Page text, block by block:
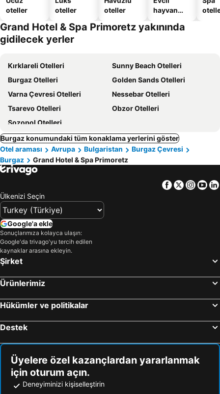
oteller
oteller
oteller
hayvan
oteller
Grand Hotel & Spa Primoretz yakınında
gidilecek yerler
Kırklareli Otelleri
Sunny Beach Otelleri
Burgaz Otelleri
Golden Sands Otelleri
Varna Çevresi Otelleri
Nessebar Otelleri
Tsarevo Otelleri
Obzor Otelleri
Sozopol Otelleri
Burgaz konumundaki tüm konaklama yerlerini göster
Otel araması
Avrupa Bulgaristan
Burgaz Çevresi
Burgaz
Grand Hotel & Spa Primoretz
Facebook
Twitter
Ülkenizi Seçin
Google'a ekle
Sonuçlarımıza kolayca ulaşın:
Google'da trivago'yu tercih edilen
kaynaklar arasına ekleyin.
Şirket
Ürünlerimiz
Hükümler ve politikalar
Destek
Üyelere özel kazançlardan yararlanmak
için oturum açın.
Deneyiminizi kişiselleştirin